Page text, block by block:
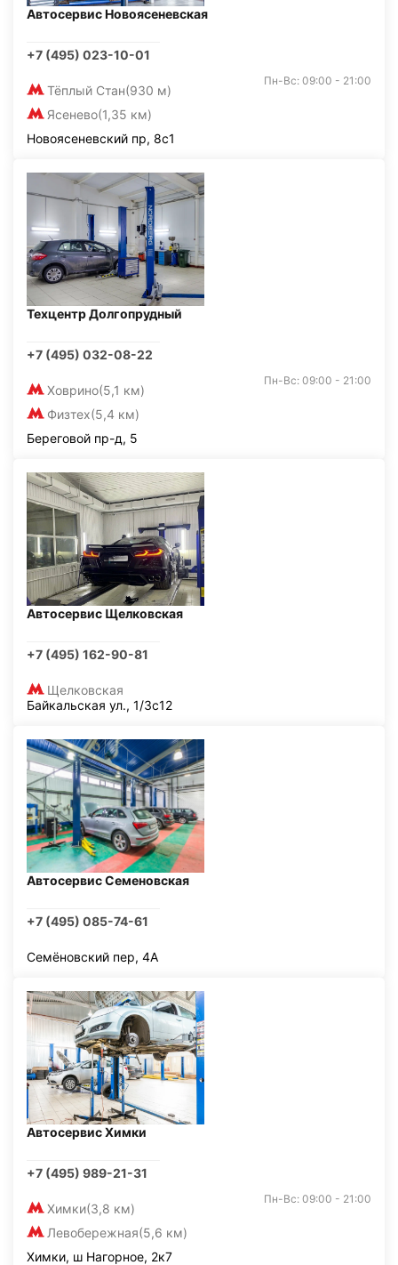
Автосервис Новоясеневская
+7 (495) 023-10-01
Тёплый Стан(930 м)
Ясенево(1,35 км)
Пн-Вс: 09:00 - 21:00
Новоясеневский пр, 8с1
Техцентр Долгопрудный
+7 (495) 032-08-22
Ховрино(5,1 км)
Физтех(5,4 км)
Пн-Вс: 09:00 - 21:00
Береговой пр-д, 5
Автосервис Щелковская
+7 (495) 162-90-81
Щелковская
Байкальская ул., 1/3с12
Автосервис Семеновская
+7 (495) 085-74-61
Семёновский пер, 4А
Автосервис Химки
+7 (495) 989-21-31
Химки(3,8 км)
Левобережная(5,6 км)
Пн-Вс: 09:00 - 21:00
Химки, ш Нагорное, 2к7